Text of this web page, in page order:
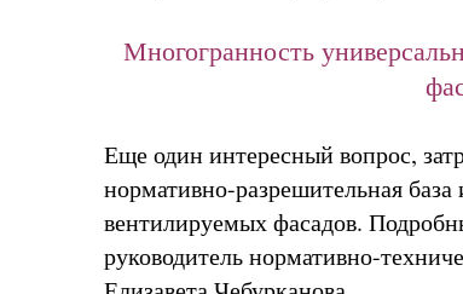
Многогранность
Еще один интересный вопрос,
нормативно-разрешительная
вентилируемых фасадов.
руководитель нормативно-